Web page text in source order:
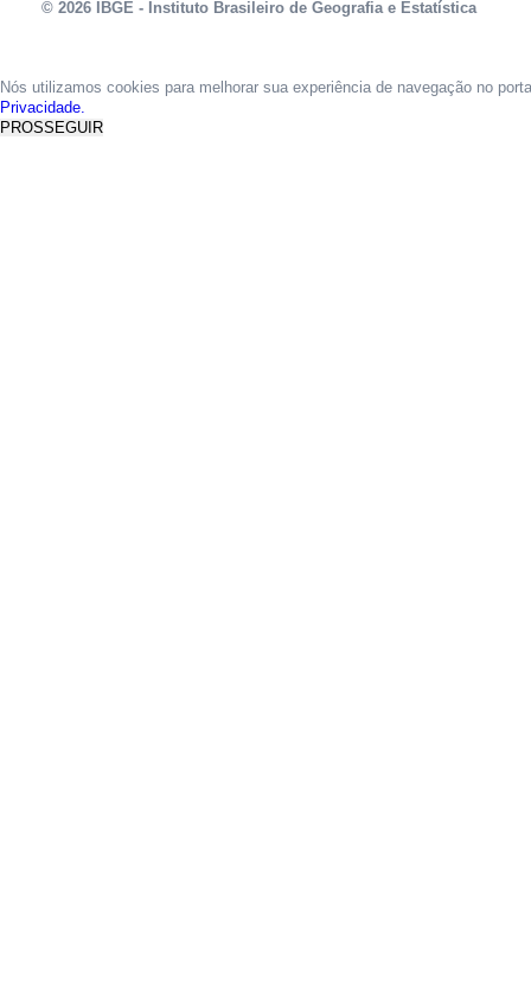
© 2026 IBGE - Instituto Brasileiro de Geografia e Estatística
Nós utilizamos cookies para melhorar sua experiência de navegação no
Privacidade.
PROSSEGUIR